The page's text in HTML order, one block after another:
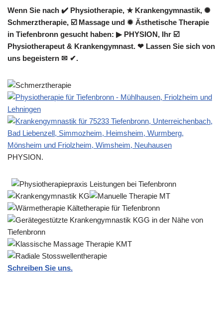
Wenn Sie nach ✔️ Physiotherapie, ★ Krankengymnastik, ✺
Schmerztherapie, ☑️ Massage und ✹ Ästhetische Therapie
in Tiefenbronn gesucht haben: ▶︎ PHYSION, Ihr ☑️
Physiotherapeut & Krankengymnast. ❤ Lassen Sie sich von
uns begeistern ✉ ✔.
PHYSION.
Schreiben Sie uns.